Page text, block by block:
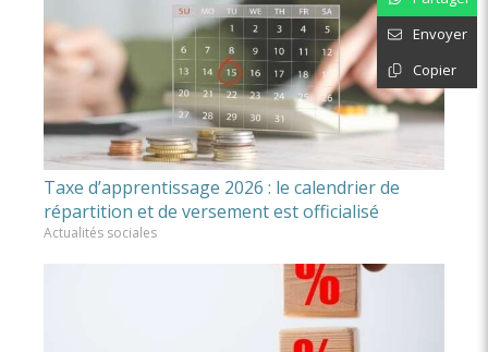
Taxe d’apprentissage 2026 : le calendrier de
répartition et de versement est officialisé
Actualités sociales
Envoyer
Copier